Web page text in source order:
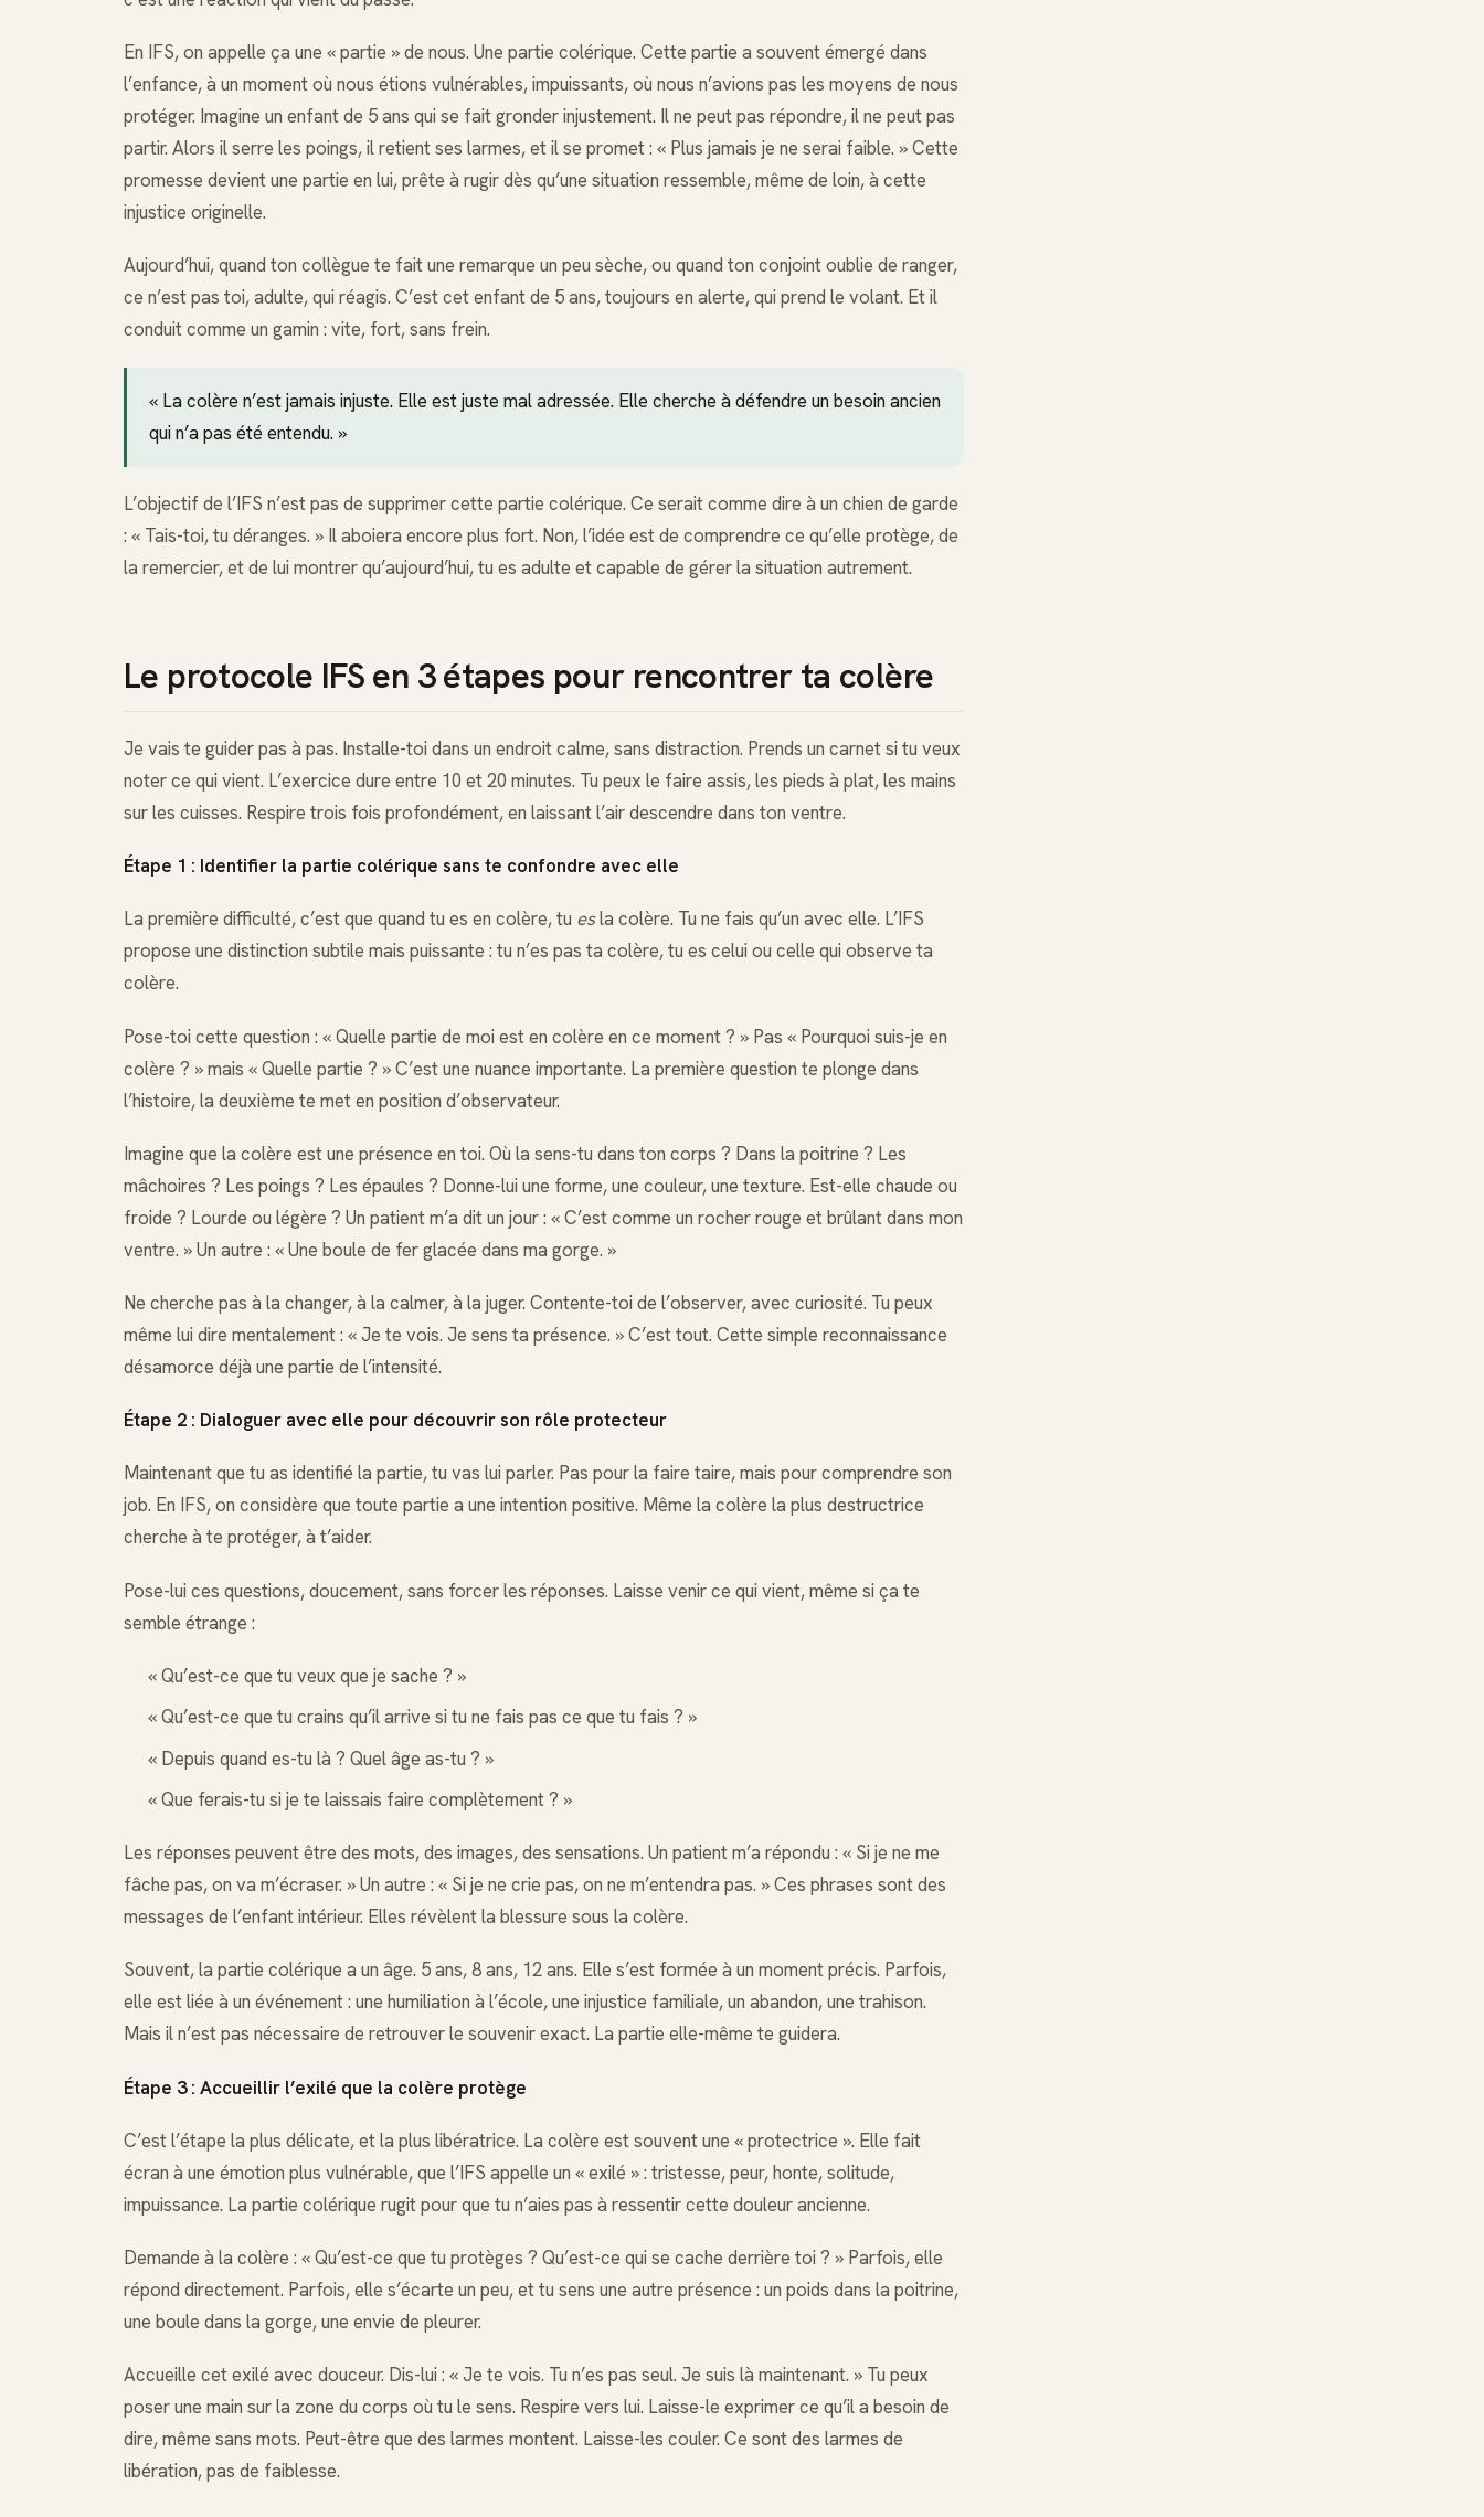
En IFS, on appelle ça une « partie » de nous. Une partie colérique. Cette partie a souvent émergé dans
l’enfance, à un moment où nous étions vulnérables, impuissants, où nous n’avions pas les moyens de nous
protéger. Imagine un enfant de 5 ans qui se fait gronder injustement. Il ne peut pas répondre, il ne peut pas
partir. Alors il serre les poings, il retient ses larmes, et il se promet : « Plus jamais je ne serai faible. » Cette
promesse devient une partie en lui, prête à rugir dès qu’une situation ressemble, même de loin, à cette
injustice originelle.
Aujourd’hui, quand ton collègue te fait une remarque un peu sèche, ou quand ton conjoint oublie de ranger,
ce n’est pas toi, adulte, qui réagis. C’est cet enfant de 5 ans, toujours en alerte, qui prend le volant. Et il
conduit comme un gamin : vite, fort, sans frein.
« La colère n’est jamais injuste. Elle est juste mal adressée. Elle cherche à défendre un besoin ancien
qui n’a pas été entendu. »
L’objectif de l’IFS n’est pas de supprimer cette partie colérique. Ce serait comme dire à un chien de garde
: « Tais-toi, tu déranges. » Il aboiera encore plus fort. Non, l’idée est de comprendre ce qu’elle protège, de
la remercier, et de lui montrer qu’aujourd’hui, tu es adulte et capable de gérer la situation autrement.
Le protocole IFS en 3 étapes pour rencontrer ta colère
Je vais te guider pas à pas. Installe-toi dans un endroit calme, sans distraction. Prends un carnet si tu veux
noter ce qui vient. L’exercice dure entre 10 et 20 minutes. Tu peux le faire assis, les pieds à plat, les mains
sur les cuisses. Respire trois fois profondément, en laissant l’air descendre dans ton ventre.
Étape 1 : Identifier la partie colérique sans te confondre avec elle
La première difficulté, c’est que quand tu es en colère, tu esla colère. Tu ne fais qu’un avec elle. L’IFS
propose une distinction subtile mais puissante : tu n’es pas ta colère, tu es celui ou celle qui observe ta
colère.
Pose-toi cette question : « Quelle partie de moi est en colère en ce moment ? » Pas « Pourquoi suis-je en
colère ? » mais « Quelle partie ? » C’est une nuance importante. La première question te plonge dans
l’histoire, la deuxième te met en position d’observateur.
Imagine que la colère est une présence en toi. Où la sens-tu dans ton corps ? Dans la poitrine ? Les
mâchoires ? Les poings ? Les épaules ? Donne-lui une forme, une couleur, une texture. Est-elle chaude ou
froide ? Lourde ou légère ? Un patient m’a dit un jour : « C’est comme un rocher rouge et brûlant dans mon
ventre. » Un autre : « Une boule de fer glacée dans ma gorge. »
Ne cherche pas à la changer, à la calmer, à la juger. Contente-toi de l’observer, avec curiosité. Tu peux
même lui dire mentalement : « Je te vois. Je sens ta présence. » C’est tout. Cette simple reconnaissance
désamorce déjà une partie de l’intensité.
Étape 2 : Dialoguer avec elle pour découvrir son rôle protecteur
Maintenant que tu as identifié la partie, tu vas lui parler. Pas pour la faire taire, mais pour comprendre son
job. En IFS, on considère que toute partie a une intention positive. Même la colère la plus destructrice
cherche à te protéger, à t’aider.
Pose-lui ces questions, doucement, sans forcer les réponses. Laisse venir ce qui vient, même si ça te
semble étrange :
« Qu’est-ce que tu veux que je sache ? »
« Qu’est-ce que tu crains qu’il arrive si tu ne fais pas ce que tu fais ? »
« Depuis quand es-tu là ? Quel âge as-tu ? »
« Que ferais-tu si je te laissais faire complètement ? »
Les réponses peuvent être des mots, des images, des sensations. Un patient m’a répondu : « Si je ne me
fâche pas, on va m’écraser. » Un autre : « Si je ne crie pas, on ne m’entendra pas. » Ces phrases sont des
messages de l’enfant intérieur. Elles révèlent la blessure sous la colère.
Souvent, la partie colérique a un âge. 5 ans, 8 ans, 12 ans. Elle s’est formée à un moment précis. Parfois,
elle est liée à un événement : une humiliation à l’école, une injustice familiale, un abandon, une trahison.
Mais il n’est pas nécessaire de retrouver le souvenir exact. La partie elle-même te guidera.
Étape 3 : Accueillir l’exilé que la colère protège
C’est l’étape la plus délicate, et la plus libératrice. La colère est souvent une « protectrice ». Elle fait
écran à une émotion plus vulnérable, que l’IFS appelle un « exilé » : tristesse, peur, honte, solitude,
impuissance. La partie colérique rugit pour que tu n’aies pas à ressentir cette douleur ancienne.
Demande à la colère : « Qu’est-ce que tu protèges ? Qu’est-ce qui se cache derrière toi ? » Parfois, elle
répond directement. Parfois, elle s’écarte un peu, et tu sens une autre présence : un poids dans la poitrine,
une boule dans la gorge, une envie de pleurer.
Accueille cet exilé avec douceur. Dis-lui : « Je te vois. Tu n’es pas seul. Je suis là maintenant. » Tu peux
poser une main sur la zone du corps où tu le sens. Respire vers lui. Laisse-le exprimer ce qu’il a besoin de
dire, même sans mots. Peut-être que des larmes montent. Laisse-les couler. Ce sont des larmes de
libération, pas de faiblesse.